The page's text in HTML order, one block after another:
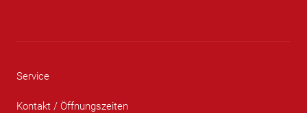
Service
Kontakt / Öffnungszeiten